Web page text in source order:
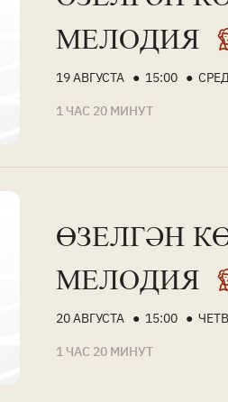
МЕЛОДИЯ
19 АВГУСТА ● 15:00 ●
1 ЧАС 20 МИНУТ
ӨЗЕЛГӘН
МЕЛОДИЯ
20 АВГУСТА ● 15:00 ●
1 ЧАС 20 МИНУТ